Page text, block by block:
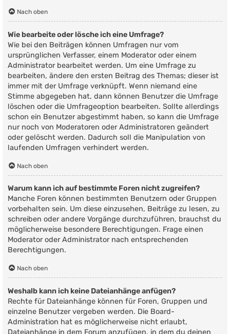
Nach oben
Wie bearbeite oder lösche ich eine Umfrage?
Wie bei den Beiträgen können Umfragen nur vom
ursprünglichen Verfasser, einem Moderator oder einem
Administrator bearbeitet werden. Um eine Umfrage zu
bearbeiten, ändere den ersten Beitrag des Themas; dieser ist
immer mit der Umfrage verknüpft. Wenn niemand eine
Stimme abgegeben hat, dann können Benutzer die Umfrage
löschen oder die Umfrageoption bearbeiten. Sollte allerdings
schon ein Benutzer abgestimmt haben, so kann die Umfrage
nur noch von Moderatoren oder Administratoren geändert
oder gelöscht werden. Dadurch soll die Manipulation von
laufenden Umfragen verhindert werden.
Nach oben
Warum kann ich auf bestimmte Foren nicht zugreifen?
Manche Foren können bestimmten Benutzern oder Gruppen
vorbehalten sein. Um diese einzusehen, Beiträge zu lesen, zu
schreiben oder andere Vorgänge durchzuführen, brauchst du
möglicherweise besondere Berechtigungen. Frage einen
Moderator oder Administrator nach entsprechenden
Berechtigungen.
Nach oben
Weshalb kann ich keine Dateianhänge anfügen?
Rechte für Dateianhänge können für Foren, Gruppen und
einzelne Benutzer vergeben werden. Die Board-
Administration hat es möglicherweise nicht erlaubt,
Dateianhänge in dem Forum anzufügen, in dem du deinen